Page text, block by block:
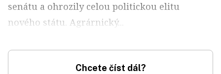
senátu a ohrozily celou politickou elitu
nového státu. Agrárnický...
Chcete číst dál?